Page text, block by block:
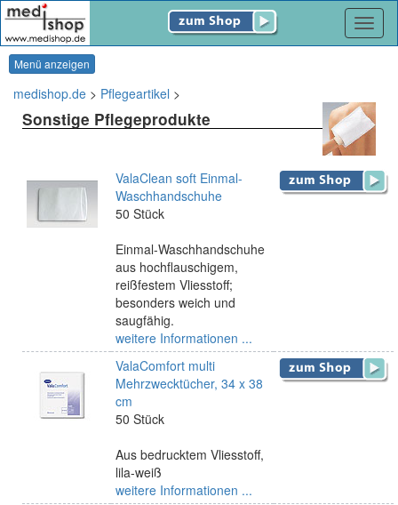
Menü anzeigen
medishop.de > Pflegeartikel >
Sonstige Pflegeprodukte
ValaClean soft Einmal-
Waschhandschuhe
50 Stück
Einmal-Waschhandschuhe
aus hochflauschigem,
reißfestem Vliesstoff;
besonders weich und
saugfähig.
weitere Informationen ...
ValaComfort multi
Mehrzwecktücher, 34 x 38
cm
50 Stück
Aus bedrucktem Vliesstoff,
lila-weiß
weitere Informationen ...